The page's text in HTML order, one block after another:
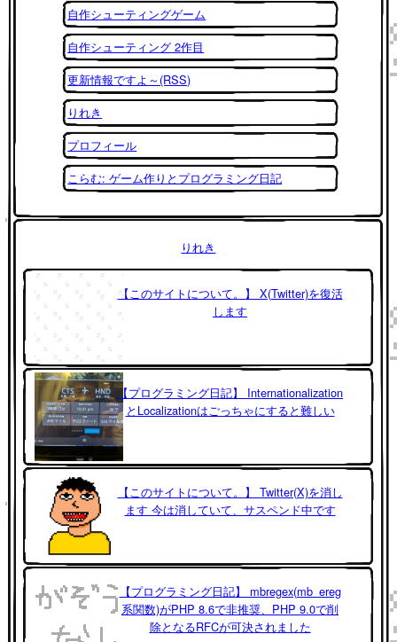
自作シューティングゲーム
自作シューティング 2作目
更新情報ですよ～(RSS)
りれき
プロフィール
こらむ: ゲーム作りとプログラミング日記
りれき
【このサイトについて。】 X(Twitter)を復活
します
【プログラミング日記】 Internationalization
とLocalizationはごっちゃにすると難しい
【このサイトについて。】 Twitter(X)を消し
ます 今は消していて、サスペンド中です
【プログラミング日記】 mbregex(mb_ereg
系関数)がPHP 8.6で非推奨、PHP 9.0で削
除となるRFCが可決されました